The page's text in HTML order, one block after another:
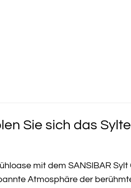
Sie sich das
mit dem SANSIBAR
Atmosphäre der